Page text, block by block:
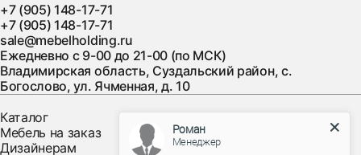
+7 (905) 148-17-71
+7 (905) 148-17-71
sale@mebelholding.ru
Ежедневно с 9-00 до 21-00 (по МСК)
Владимирская область, Суздальский район, с.
Богослово, ул. Ячменная, д. 10
Каталог
Мебель на заказ
Дизайнерам
Роман
Менеджер